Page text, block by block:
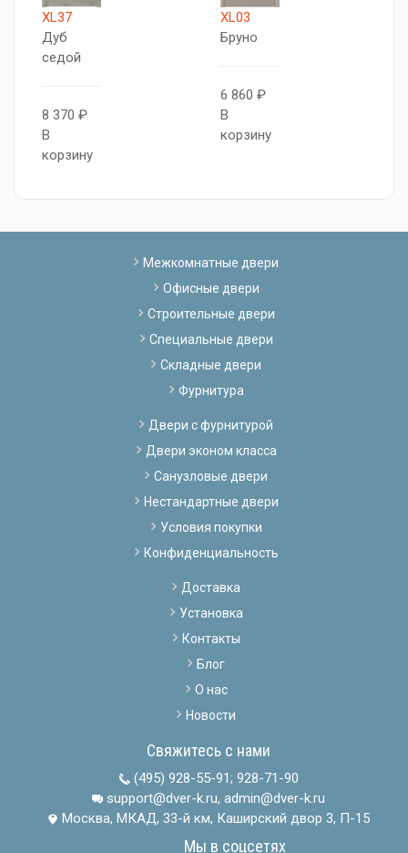
XL37
Дуб
седой
8 370 ₽
В
корзину
XL03
Бруно
6 860 ₽
В
корзину
Межкомнатные двери
Офисные двери
Строительные двери
Специальные двери
Складные двери
Фурнитура
Двери с фурнитурой
Двери эконом класса
Санузловые двери
Нестандартные двери
Условия покупки
Конфиденциальность
Доставка
Установка
Контакты
Блог
О нас
Новости
Свяжитесь с нами
(495) 928-55-91; 928-71-90
support@dver-k.ru, admin@dver-k.ru
Москва, МКАД, 33-й км, Каширский двор 3, П-15
Мы в соцсетях